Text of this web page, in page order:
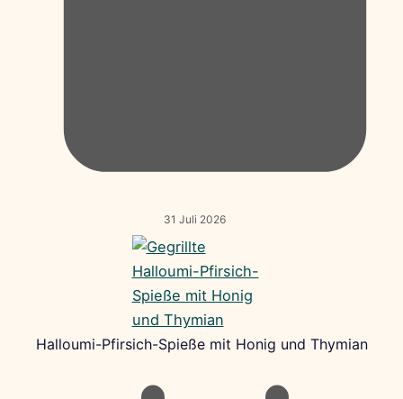
31 Juli 2026
Halloumi-Pfirsich-Spieße mit Honig und Thymian